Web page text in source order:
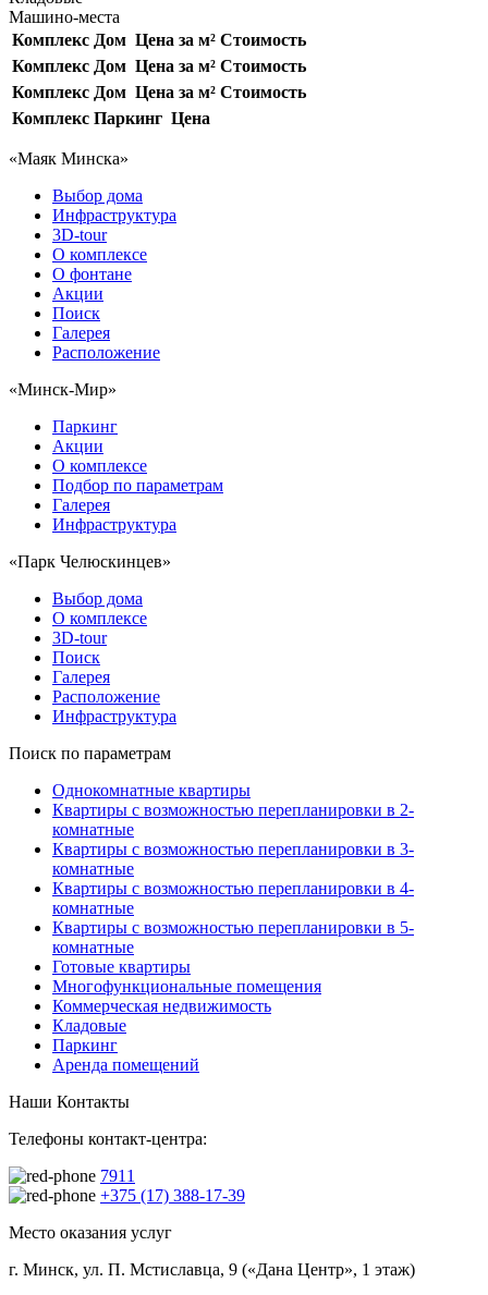
Машино-места
Комплекс Дом Цена за м² Стоимость
Комплекс Дом Цена за м² Стоимость
Комплекс Дом Цена за м² Стоимость
Комплекс Паркинг Цена
«Маяк Минска»
Выбор дома
Инфраструктура
3D-tour
О комплексе
О фонтане
Акции
Поиск
Галерея
Расположение
«Минск-Мир»
Паркинг
Акции
О комплексе
Подбор по параметрам
Галерея
Инфраструктура
«Парк Челюскинцев»
Выбор дома
О комплексе
3D-tour
Поиск
Галерея
Расположение
Инфраструктура
Поиск по параметрам
Однокомнатные квартиры
Квартиры с возможностью перепланировки в 2-
комнатные
Квартиры с возможностью перепланировки в 3-
комнатные
Квартиры с возможностью перепланировки в 4-
комнатные
Квартиры с возможностью перепланировки в 5-
комнатные
Готовые квартиры
Многофункциональные помещения
Коммерческая недвижимость
Кладовые
Паркинг
Аренда помещений
Наши Контакты
Телефоны контакт-центра:
7911
+375 (17) 388-17-39
Место оказания услуг
г. Минск, ул. П. Мстиславца, 9 («Дана Центр», 1 этаж)